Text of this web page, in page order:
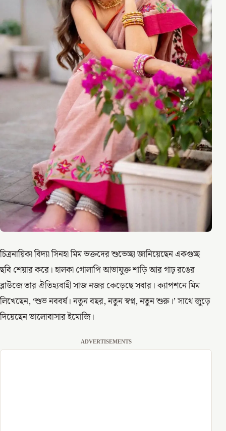
চিত্রনায়িকা বিদ্যা সিনহা মিম ভক্তদের শুভেচ্ছা জানিয়েছেন একগুচ্ছ
ছবি শেয়ার করে। হালকা গোলাপি আভাযুক্ত শাড়ি আর গাঢ় রঙের
ব্লাউজে তার ঐতিহ্যবাহী সাজ নজর কেড়েছে সবার। ক্যাপশনে মিম
লিখেছেন, ‘শুভ নববর্ষ। নতুন বছর, নতুন স্বপ্ন, নতুন শুরু।’ সাথে জুড়ে
দিয়েছেন ভালোবাসার ইমোজি।
ADVERTISEMENTS